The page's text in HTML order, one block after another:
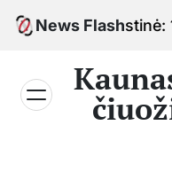
Skip
News Flash
sostinė: 10